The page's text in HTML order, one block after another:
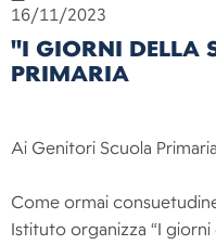
16/11/2023
"I GIORNI DELLA
PRIMARIA
Ai Genitori Scuola Primaria
Come ormai
Istituto organizza “I giorni